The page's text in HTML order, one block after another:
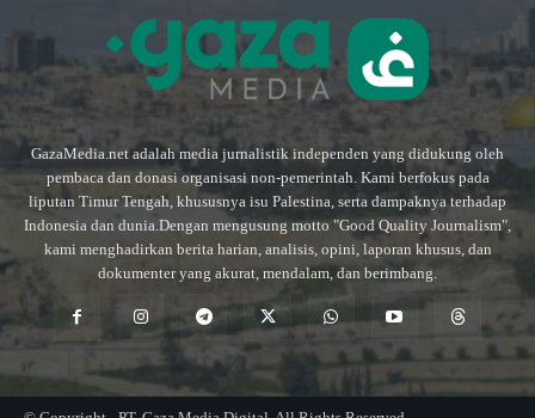
GazaMedia.net adalah media jurnalistik independen yang didukung oleh
pembaca dan donasi organisasi non-pemerintah. Kami berfokus pada
liputan Timur Tengah, khususnya isu Palestina, serta dampaknya terhadap
Indonesia dan dunia.Dengan mengusung motto "Good Quality Journalism",
kami menghadirkan berita harian, analisis, opini, laporan khusus, dan
dokumenter yang akurat, mendalam, dan berimbang.